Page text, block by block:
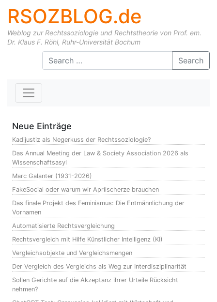
RSOZBLOG.de
Weblog zur Rechtssoziologie und Rechtstheorie von Prof. em.
Dr. Klaus F. Röhl, Ruhr-Universität Bochum
Skip to content Search
Neue Einträge
Kadijustiz als Negerkuss der Rechtssoziologie?
Das Annual Meeting der Law & Society Association 2026 als
Wissenschaftsasyl
Marc Galanter (1931-2026)
FakeSocial oder warum wir Aprilscherze brauchen
Das finale Projekt des Feminismus: Die Entmännlichung der
Vornamen
Automatisierte Rechtsvergleichung
Rechtsvergleich mit Hilfe Künstlicher Intelligenz (KI)
Vergleichsobjekte und Vergleichsmengen
Der Vergleich des Vergleichs als Weg zur Interdisziplinarität
Sollen Gerichte auf die Akzeptanz ihrer Urteile Rücksicht
nehmen?